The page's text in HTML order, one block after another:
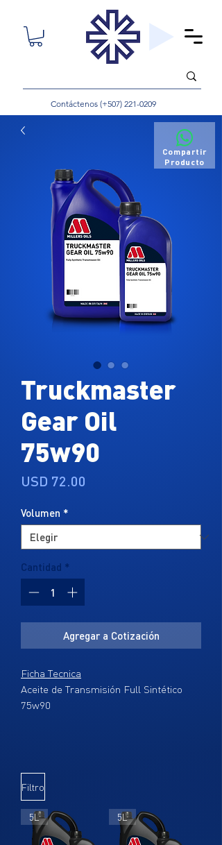
Contáctenos (+507) 221-0209
Truckmaster
Gear Oil
75w90
USD 72.00
Volumen *
Cantidad *
Agregar a Cotización
Ficha Tecnica
Aceite de Transmisión Full Sintético
75w90
Compartir
Producto
Filtro
5L 5L